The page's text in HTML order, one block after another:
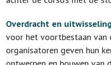
Overdracht en
voor het voortbestaan van
organisatoren geven hun